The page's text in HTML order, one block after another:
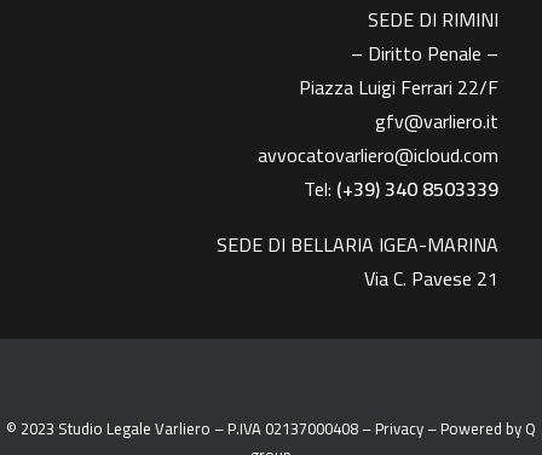
SEDE DI RIMINI
– Diritto Penale –
Piazza Luigi Ferrari 22/F
gfv@varliero.it
avvocatovarliero@icloud.com
Tel: (+39) 340 8503339
SEDE DI BELLARIA IGEA-MARINA
Via C. Pavese 21
© 2023 Studio Legale Varliero – P.IVA 02137000408 –Privacy– Powered byQ